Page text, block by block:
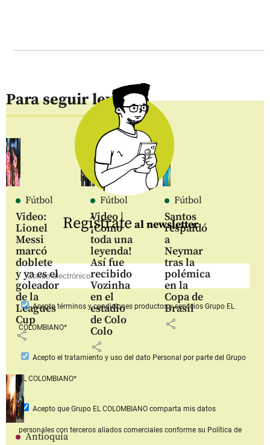
Para seguir leyendo
Fútbol
Video:
Lionel
Messi
marcó
doblete
y ya es el
goleador
de la
Leagues
Cup
share
Fútbol
Video |
¡Como
toda una
leyenda!
Así fue
recibido
Vozinha
en el
estadio
de Colo
Colo
share
Fútbol
Santos
respaldó
a
Neymar
tras la
polémica
en la
Copa de
Brasil
share
Antioquia
Regístrate al newsletter
Aceptotérminos y condiciones productos y serviciosGrupo EL
COLOMBIANO*
Acepto el tratamiento y uso del dato Personal por parte del Grupo
EL COLOMBIANO*
Acepto que Grupo EL COLOMBIANOcomparta mis datos
personales con terceros aliados comerciales conforme su Política de